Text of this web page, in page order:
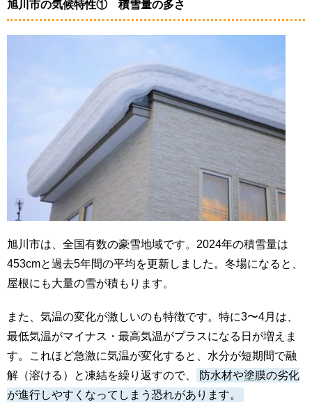
旭川市の気候特性① 積雪量の多さ
旭川市は、全国有数の豪雪地域です。2024年の積雪量は
453cmと過去5年間の平均を更新しました。冬場になると、
屋根にも大量の雪が積もります。
また、気温の変化が激しいのも特徴です。特に3〜4月は、
最低気温がマイナス・最高気温がプラスになる日が増えま
す。これほど急激に気温が変化すると、水分が短期間で融
解（溶ける）と凍結を繰り返すので、
防水材や塗膜の劣化
が進行しやすくなってしまう恐れがあります。